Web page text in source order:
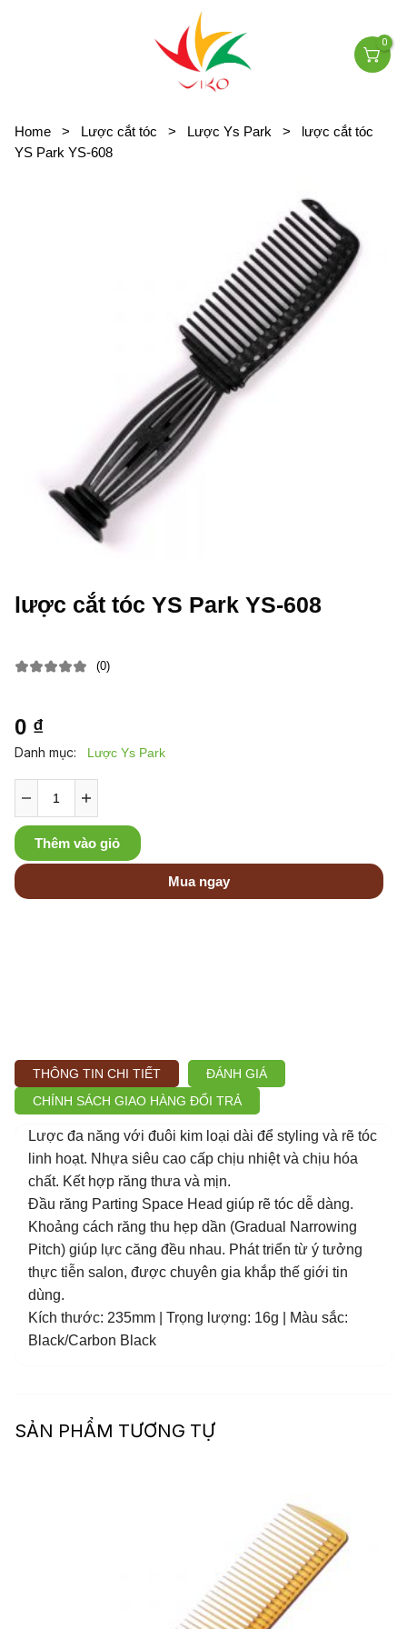
0
Home > Lược cắt tóc > Lược Ys Park >
lược cắt tóc
YS Park YS-608
lược cắt tóc YS Park YS-608
(0)
0 ₫
Thêm vào giỏ
Mua ngay
Danh mục: Lược Ys Park
THÔNG TIN CHI TIẾT
ĐÁNH GIÁ
CHÍNH SÁCH GIAO HÀNG ĐỔI TRẢ
Lược đa năng với đuôi kim loại dài để styling và rẽ tóc
linh hoạt. Nhựa siêu cao cấp chịu nhiệt và chịu hóa
chất. Kết hợp răng thưa và mịn.
Đầu răng Parting Space Head giúp rẽ tóc dễ dàng.
Khoảng cách răng thu hẹp dần (Gradual Narrowing
Pitch) giúp lực căng đều nhau. Phát triển từ ý tưởng
thực tiễn salon, được chuyên gia khắp thế giới tin
dùng.
Kích thước: 235mm | Trọng lượng: 16g | Màu sắc:
Black/Carbon Black
SẢN PHẨM TƯƠNG TỰ